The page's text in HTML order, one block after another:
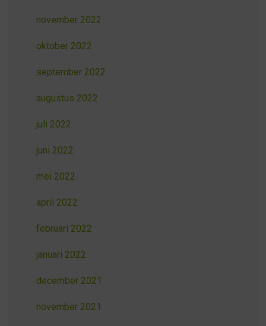
november 2022
oktober 2022
september 2022
augustus 2022
juli 2022
juni 2022
mei 2022
april 2022
februari 2022
januari 2022
december 2021
november 2021